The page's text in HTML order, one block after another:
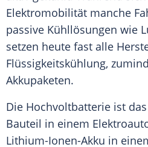
Elektromobilität manche
passive Kühllösungen wie
setzen heute fast alle
Flüssigkeitskühlung,
Akkupaketen.
Die Hochvoltbatterie ist
Bauteil in einem
Lithium-Ionen-Akku in